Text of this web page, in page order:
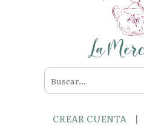
CREAR CUENTA